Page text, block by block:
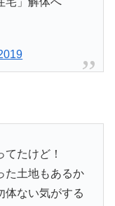
たけど！
た土地もあるか
体ない気がする